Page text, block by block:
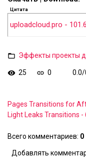
Цитата
uploadcloud.pro -
Эффекты проекты
25 0 0.0/
Pages Transitions for
Light Leaks Transitions -
Всего комментариев: 0
Добавлять